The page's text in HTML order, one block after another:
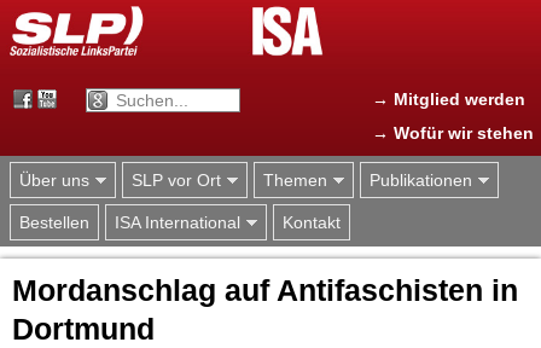
Jump to navigation
→ Mitglied werden
→ Wofür wir stehen
Über uns SLP vor Ort Themen Publikationen
Bestellen ISA International Kontakt
Mordanschlag auf Antifaschisten in
Dortmund